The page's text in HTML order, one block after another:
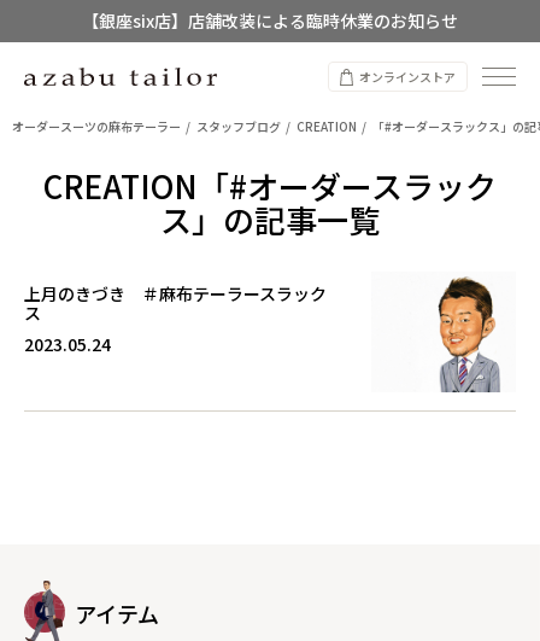
【銀座six店】店舗改装による臨時休業のお知らせ
【店舗限定】レディースオーダースーツ
オンラインストア
オーダースーツの麻布テーラー スタッフブログ CREATION 「#オーダースラックス」の
CREATION「#オーダースラック
ス」の記事一覧
上月のきづき ＃麻布テーラースラック
ス
2023.05.24
アイテム